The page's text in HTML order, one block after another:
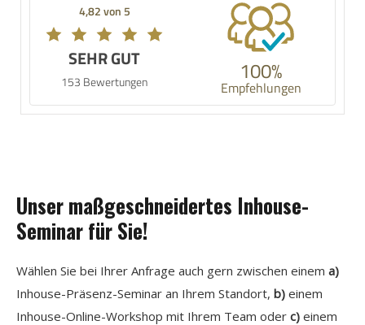
4,82 von 5
SEHR GUT
153 Bewertungen 100%
Empfehlungen
Unser maßgeschneidertes Inhouse-
Seminar für Sie!
Wählen Sie bei Ihrer Anfrage auch gern zwischen einem a)
Inhouse-Präsenz-Seminar an Ihrem Standort, b) einem
Inhouse-Online-Workshop mit Ihrem Team oder c) einem